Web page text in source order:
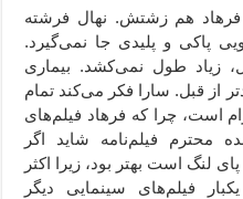
هم زشتش. نهال فرشته
پاکی و پلیدی جا نمی‌گیرد.
زیاد طول نمی‌کشد. بیماری
از قبل. سارا فکر می‌کند تمام
است، چرا که فرهاد فیلم‌های
محترم فیلم‌نامه شاید اگر
است بهتر بود، زیرا اکثر
فیلم‌های سینمایی دیگر